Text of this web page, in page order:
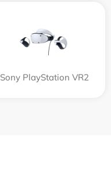
Sony PlayStation VR2